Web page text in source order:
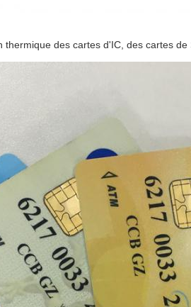
thermique des cartes d'IC, des cartes